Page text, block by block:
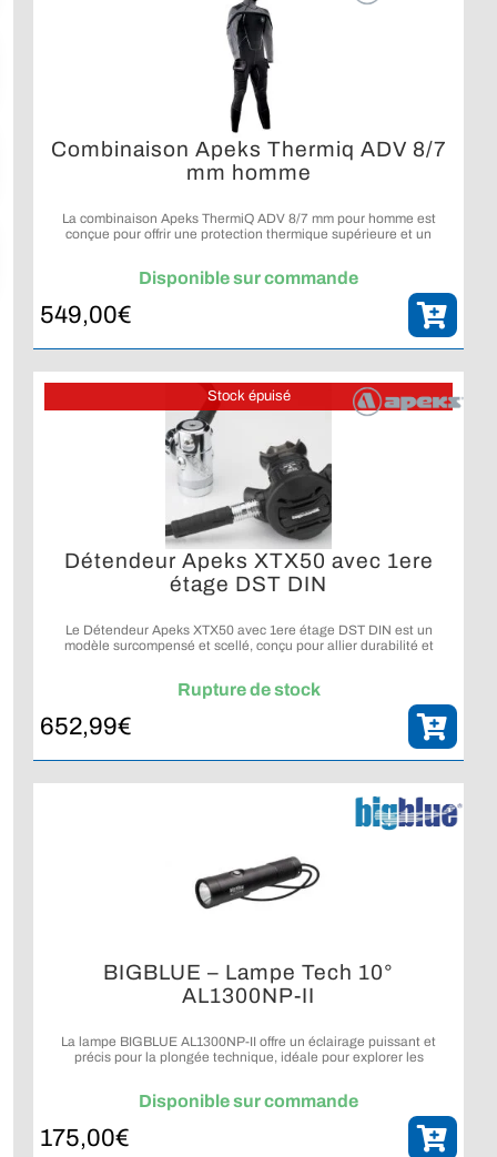
Combinaison Apeks Thermiq ADV 8/7
mm homme
La combinaison Apeks ThermiQ ADV 8/7 mm pour homme est
conçue pour offrir une protection thermique supérieure et un
Disponible sur commande
549,00€
Stock épuisé
Détendeur Apeks XTX50 avec 1ere
étage DST DIN
Le Détendeur Apeks XTX50 avec 1ere étage DST DIN est un
modèle surcompensé et scellé, conçu pour allier durabilité et
Rupture de stock
652,99€
BIGBLUE – Lampe Tech 10°
AL1300NP-II
La lampe BIGBLUE AL1300NP-II offre un éclairage puissant et
précis pour la plongée technique, idéale pour explorer les
Disponible sur commande
175,00€